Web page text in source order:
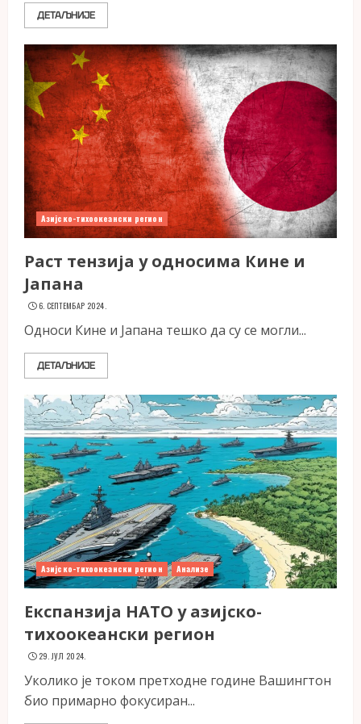
ДЕТАЉНИЈЕ
Азијско-тихоокеански регион
Раст тензија у односима Кине и
Јапана
6. СЕПТЕМБАР 2024.
Односи Кине и Јапана тешко да су се могли...
ДЕТАЉНИЈЕ
Азијско-тихоокеански регион Анализе
Експанзија НАТО у азијско-
тихоокеански регион
29. ЈУЛ 2024.
Уколико је током претходне године Вашингтон
био примарно фокусиран...